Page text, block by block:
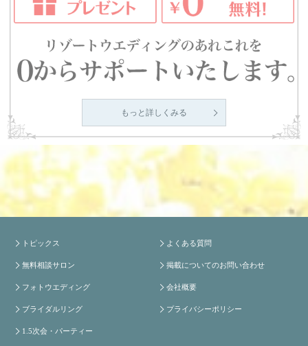
もっと詳しくみる
トピックス
無料相談サロン
フォトウエディング
ブライダルリング
1.5次会・パーティー
よくある質問
掲載についてのお問い合わせ
会社概要
プライバシーポリシー